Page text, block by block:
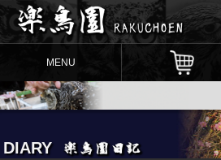
MENU
DIARY